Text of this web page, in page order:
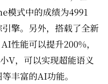
式中的成绩为4991
擎。另外，搭载了全新
性能可以提升200%，
V，可以实现超能语义
丰富的AI功能。